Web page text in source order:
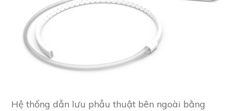
Hệ thống dẫn lưu phẫu thuật bên ngoài bằng